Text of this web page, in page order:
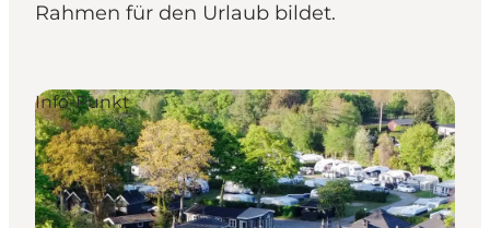
Rahmen für den Urlaub bildet.
Info-Punkt